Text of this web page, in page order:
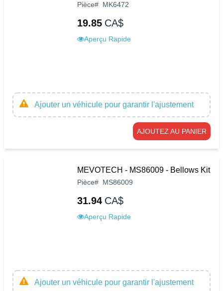
Pièce# MK6472
19.85 CA$
Aperçu Rapide
Ajouter un véhicule pour garantir l'ajustement
AJOUTEZ AU PANIER
MEVOTECH - MS86009 - Bellows Kit
Pièce# MS86009
31.94 CA$
Aperçu Rapide
Ajouter un véhicule pour garantir l'ajustement